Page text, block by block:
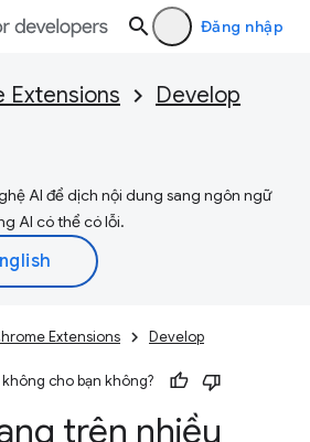
Đăng nhập
Extensions Develop
AI để dịch nội dung sang ngôn ngữ
AI có thể có lỗi.
Extensions Develop
cho bạn không?
trên nhiều